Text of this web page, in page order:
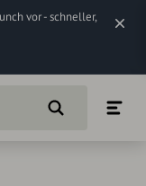
vor - schneller,